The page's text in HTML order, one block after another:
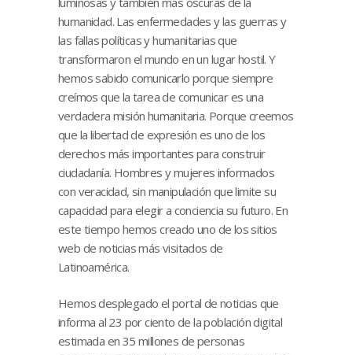
humanidad. Las enfermedades y las guerras y
las fallas políticas y humanitarias que
transformaron el mundo en un lugar hostil. Y
hemos sabido comunicarlo porque siempre
creímos que la tarea de comunicar es una
verdadera misión humanitaria. Porque creemos
que la libertad de expresión es uno de los
derechos más importantes para construir
ciudadanía. Hombres y mujeres informados
con veracidad, sin manipulación que limite su
capacidad para elegir a conciencia su futuro. En
este tiempo hemos creado uno de los sitios
web de noticias más visitados de
Latinoamérica.
Hemos desplegado el portal de noticias que
informa al 23 por ciento de la población digital
estimada en 35 millones de personas